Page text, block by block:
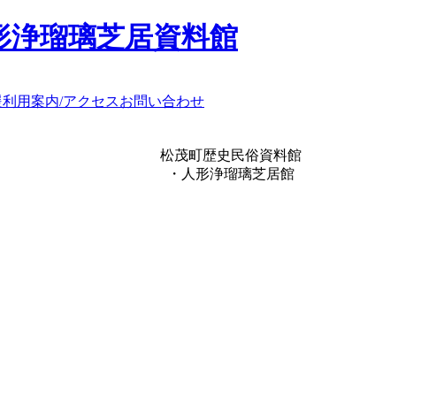
浄瑠璃芝居資料館
利用案内/アクセスお問い合わせ
松茂町歴史民俗資料館
・人形浄瑠璃芝居館